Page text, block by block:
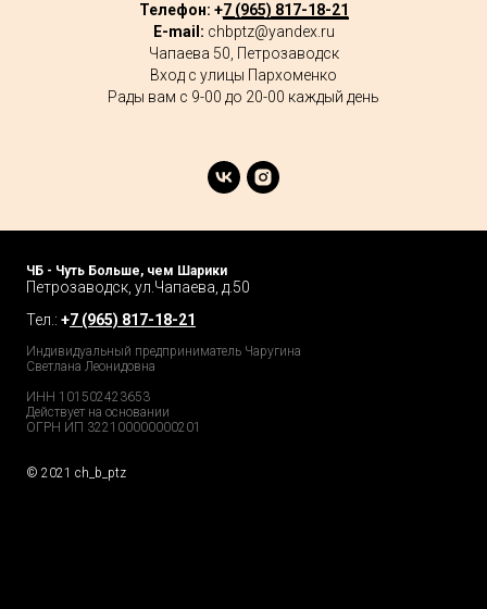
Телефон: +7 (965) 817-18-21
E-mail: chbptz@yandex.ru
Чапаева 50, Петрозаводск
Вход с улицы Пархоменко
Рады вам с 9-00 до 20-00 каждый день
ЧБ - Чуть Больше, чем Шарики
Петрозаводск, ул.Чапаева, д.50
Тел.: +7 (965) 817-18-21
Индивидуальный предприниматель Чаругина
Светлана Леонидовна
ИНН 101502423653
Действует на основании
ОГРН ИП 322100000000201
© 2021 ch_b_ptz